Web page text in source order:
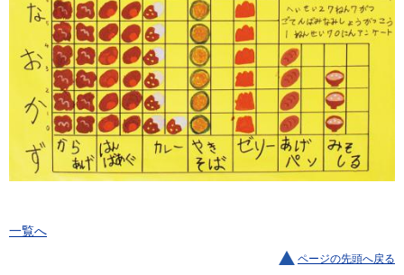
一覧へ
ページの先頭へ戻る